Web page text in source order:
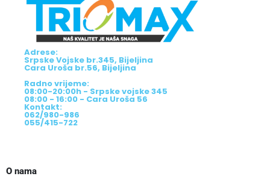
Adrese:
Srpske Vojske br.345, Bijeljina
Cara Uroša br.56, Bijeljina
Radno vrijeme:
08:00-20:00h - Srpske vojske 345
08:00 - 16:00 - Cara Uroša 56
Kontakt:
062/980-986
055/415-722
O nama